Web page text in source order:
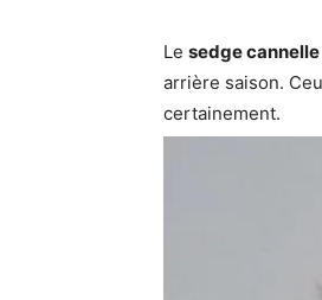
Le sedge cannelle
arrière saison.
certainement.